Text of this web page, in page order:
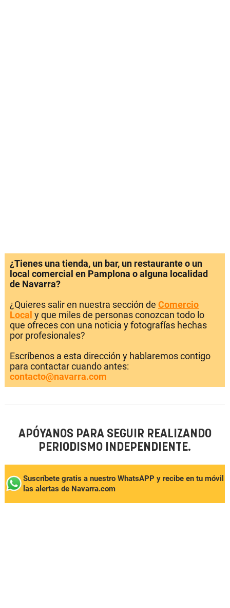
¿Tienes una tienda, un bar, un restaurante o un
local comercial en Pamplona o alguna localidad
de Navarra?
¿Quieres salir en nuestra sección de Comercio
Local y que miles de personas conozcan todo lo
que ofreces con una noticia y fotografías hechas
por profesionales?
Escríbenos a esta dirección y hablaremos contigo
para contactar cuando antes:
contacto@navarra.com
APÓYANOS PARA SEGUIR REALIZANDO
PERIODISMO INDEPENDIENTE.
Suscríbete gratis a nuestro WhatsAPP y recibe en tu móvil
las alertas de Navarra.com